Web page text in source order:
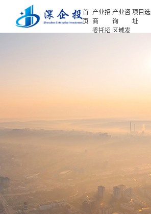
首
页
产业招
商
委托招
产业咨
询
区域发
专题研
究
项目选
址
新闻中心